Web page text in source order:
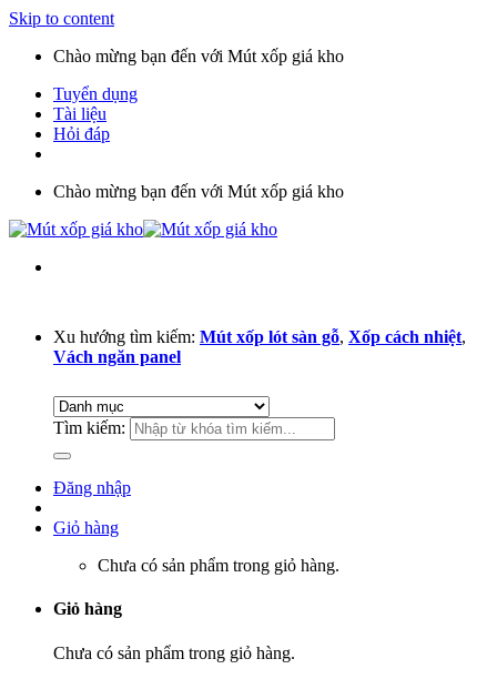
Skip to content
Chào mừng bạn đến với Mút xốp giá kho
Tuyển dụng
Tài liệu
Hỏi đáp
Chào mừng bạn đến với Mút xốp giá kho
Xu hướng tìm kiếm: Mút xốp lót sàn gỗ, Xốp cách nhiệt,
Vách ngăn panel
Tìm kiếm:
Đăng nhập
Giỏ hàng
Chưa có sản phẩm trong giỏ hàng.
Giỏ hàng
Chưa có sản phẩm trong giỏ hàng.